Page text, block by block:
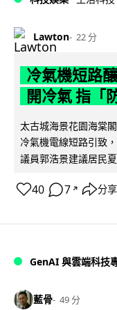
Lawton 22 分
冷氣機短路
開冷氣 指「
太古城海景花園海棠
冷氣機電線短路引致
議員郭浩景建議居民
40 7 ↗ 分享
GenAI 與雲端科技
藍骨 49 分